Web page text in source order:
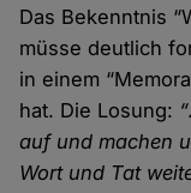
Das Bekenntnis
müsse deutlich
in einem
hat. Die Losung:
auf und machen
Wort und Tat